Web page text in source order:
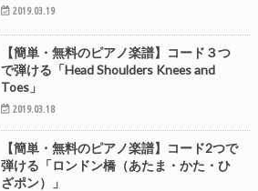
2019.03.19
【簡単・無料のピアノ楽譜】コード３つ
で弾ける「Head Shoulders Knees and
Toes」
2019.03.18
【簡単・無料のピアノ楽譜】コード2つで
弾ける「ロンドン橋（あたま・かた・ひ
ざポン）」